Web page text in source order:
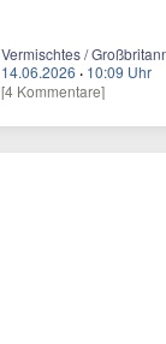
Vermischtes /
14.06.2026 · 10:09 Uhr
[4 Kommentare]